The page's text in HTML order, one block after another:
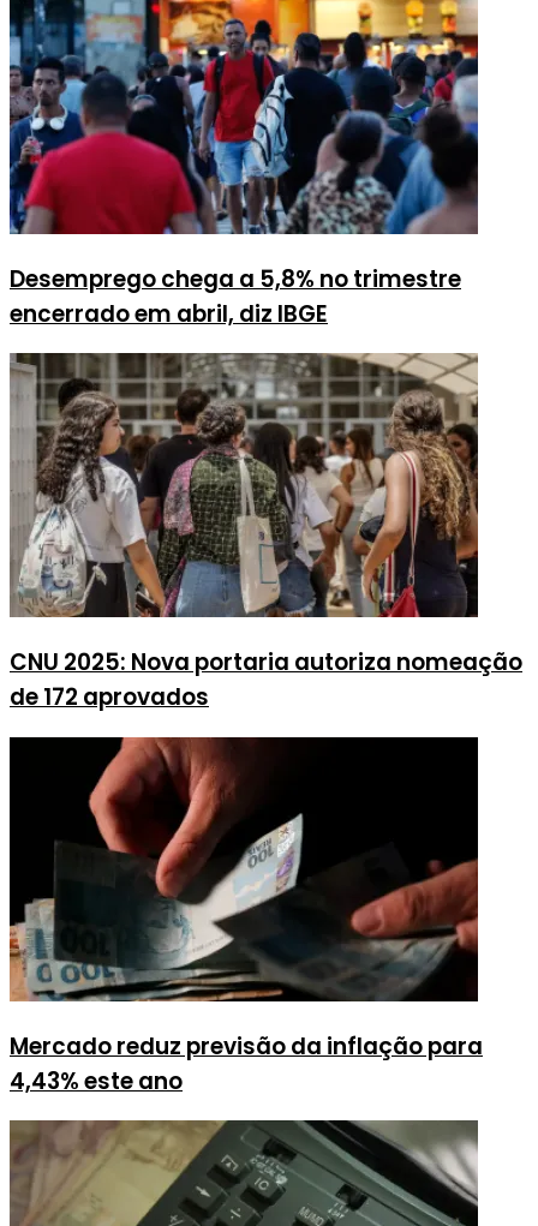
Desemprego chega a 5,8% no trimestre
encerrado em abril, diz IBGE
CNU 2025: Nova portaria autoriza nomeação
de 172 aprovados
Mercado reduz previsão da inflação para
4,43% este ano